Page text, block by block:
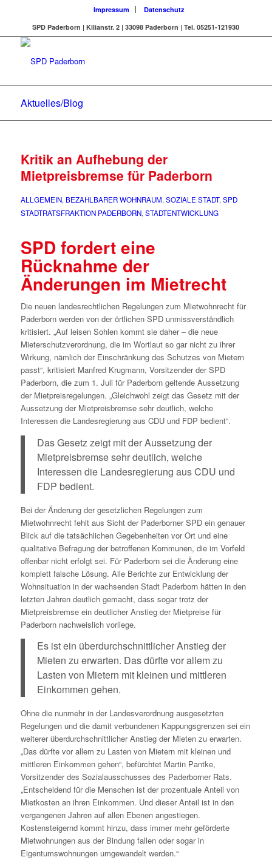
Impressum
Datenschutz
SPD Paderborn | Kilianstr. 2 | 33098 Paderborn | Tel. 05251-121930
Aktuelles/Blog
Kritik an Aufhebung der
Mietpreisbremse für Paderborn
ALLGEMEIN, BEZAHLBARER WOHNRAUM, SOZIALE STADT, SPD
STADTRATSFRAKTION PADERBORN, STADTENTWICKLUNG
SPD fordert eine
Rücknahme der
Änderungen im Mietrecht
Die neuen landesrechtlichen Regelungen zum Mietwohnrecht für
Paderborn werden von der örtlichen SPD unmissverständlich
kritisiert. „Auf leisen Sohlen kommt sie daher – die neue
Mieterschutzverordnung, die im Wortlaut so gar nicht zu ihrer
Wirkung, nämlich der Einschränkung des Schutzes von Mietern
passt“, kritisiert Manfred Krugmann, Vorsitzender der SPD
Paderborn, die zum 1. Juli für Paderborn geltende Aussetzung
der Mietpreisregelungen. „Gleichwohl zeigt das Gesetz mit der
Aussetzung der Mietpreisbremse sehr deutlich, welche
Interessen die Landesregierung aus CDU und FDP bedient“.
Das Gesetz zeigt mit der Aussetzung der
Mietpreisbremse sehr deutlich, welche
Interessen die Landesregierung aus CDU und
FDP bedient.
Bei der Änderung der gesetzlichen Regelungen zum
Mietwohnrecht fehlt aus Sicht der Paderborner SPD ein genauer
Blick auf die tatsächlichen Gegebenheiten vor Ort und eine
qualitative Befragung der betroffenen Kommunen, die im Vorfeld
offenbar nicht erfolgt sei. Für Paderborn sei die Änderung eine
komplett falsche Lösung. Alle Berichte zur Entwicklung der
Wohnsituation in der wachsenden Stadt Paderborn hätten in den
letzten Jahren deutlich gemacht, dass sogar trotz der
Mietpreisbremse ein deutlicher Anstieg der Mietpreise für
Paderborn nachweislich vorliege.
Es ist ein überdurchschnittlicher Anstieg der
Mieten zu erwarten. Das dürfte vor allem zu
Lasten von Mietern mit kleinen und mittleren
Einkommen gehen.
Ohne die nunmehr in der Landesverordnung ausgesetzten
Regelungen und die damit verbundenen Kappungsgrenzen sei ein
weiterer überdurchschnittlicher Anstieg der Mieten zu erwarten.
„Das dürfte vor allem zu Lasten von Mietern mit kleinen und
mittleren Einkommen gehen“, befürchtet Martin Pantke,
Vorsitzender des Sozialausschusses des Paderborner Rats.
„Entscheidend für die Menschen ist der prozentuale Anteil von
Mietkosten an ihren Einkommen. Und dieser Anteil ist in den
vergangenen Jahren auf allen Ebenen angestiegen.
Kostensteigernd kommt hinzu, dass immer mehr geförderte
Mietwohnungen aus der Bindung fallen oder sogar in
Eigentumswohnungen umgewandelt werden.“